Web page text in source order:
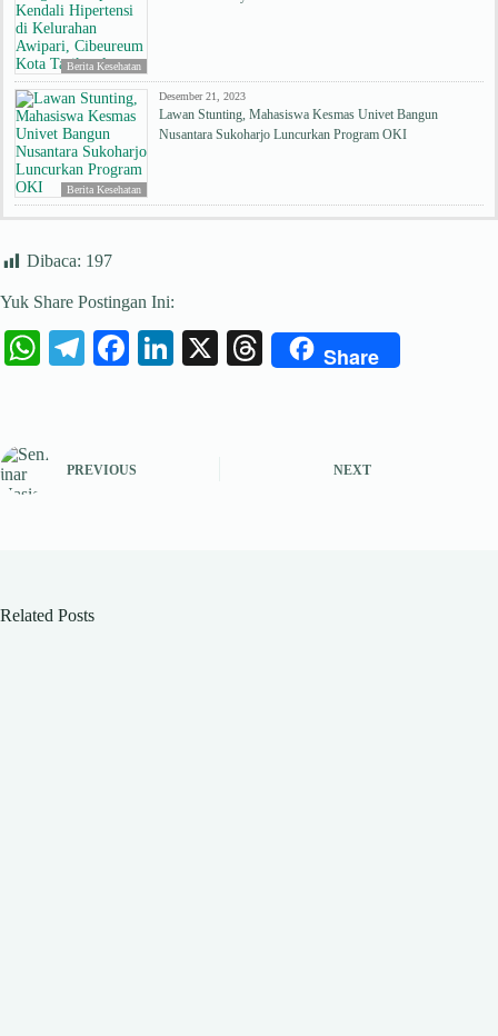
Berita Kesehatan
Berita Kesehatan
Desember 21, 2023
Lawan Stunting, Mahasiswa Kesmas Univet Bangun
Nusantara Sukoharjo Luncurkan Program OKI
Dibaca: 197
Yuk Share Postingan Ini:
W
A
Te
a
Fa
ok
Li X
T
Share
PREVIOUS NEXT
Related Posts